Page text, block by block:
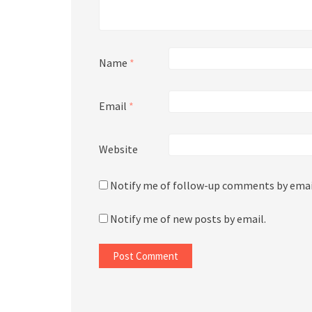
Name *
Email *
Website
Notify me of follow-up comments by
Notify me of new posts by email.